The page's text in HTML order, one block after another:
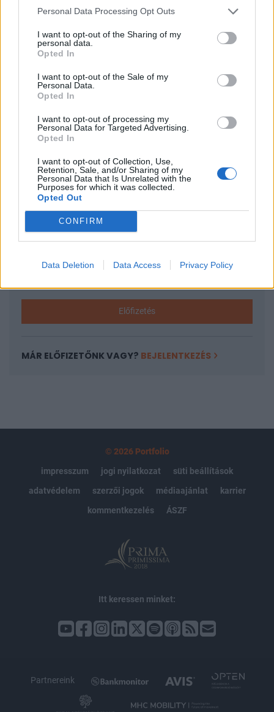
Personal Data Processing Opt Outs
I want to opt-out of the Sharing of my
personal data.
Opted In
I want to opt-out of the Sale of my
Personal Data.
Opted In
I want to opt-out of processing my
Personal Data for Targeted Advertising.
Opted In
I want to opt-out of Collection, Use,
Retention, Sale, and/or Sharing of my
Personal Data that Is Unrelated with the
Purposes for which it was collected.
Opted Out
CONFIRM
Data Deletion Data Access Privacy Policy
A kormányfői bejelentés a hétvégén kipattant lehallgatási
ügy, illetve a kedden közzétett új magyar jogállamisági
jelentés után érkezett és rövid értékelésünk szerint
megerősíti, hogy tartós szembenállás lesz a magyar
kormány és az Európai Bizottság, illetve az Európai
Parlament között a gyermekvédelminek mondott
törvényből, illetve a magyar igazságszolgáltatási...
KEDVES OLVASÓNK!
A keresett cikk a portfolio.hu hírarchívumához
tartozik, melynek olvasása előfizetéses
regisztrációhoz kötött.
Az előfizetés a következőket tartalmazza:
Kötéslisták: BÉT elmúlt 2 év napon belüli
Előfizetés
MÁR ELŐFIZETŐNK VAGY? BEJELENTKEZÉS
© 2026 Portfolio
impresszum
jogi nyilatkozat
süti beállítások
adatvédelem
szerzői jogok médiaajánlat
karrier
kommentkezelés
ÁSZF
Itt keressen minket:
Partnereink